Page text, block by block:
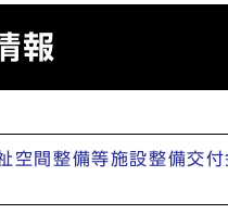
報
空間整備等施設整備交